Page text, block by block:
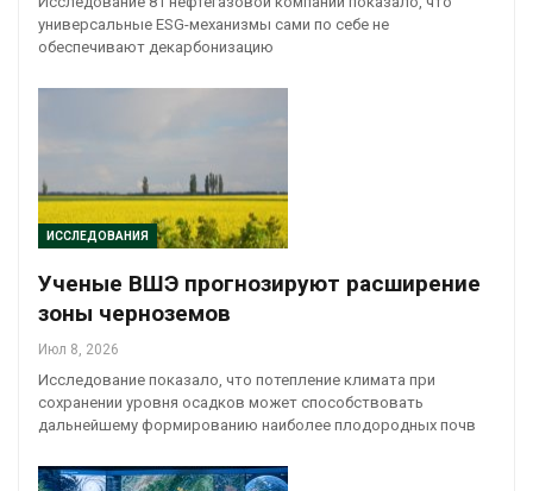
универсальные ESG-механизмы сами по себе не
обеспечивают декарбонизацию
ИССЛЕДОВАНИЯ
Ученые ВШЭ прогнозируют расширение
зоны черноземов
Июл 8, 2026
Исследование показало, что потепление климата при
сохранении уровня осадков может способствовать
дальнейшему формированию наиболее плодородных почв